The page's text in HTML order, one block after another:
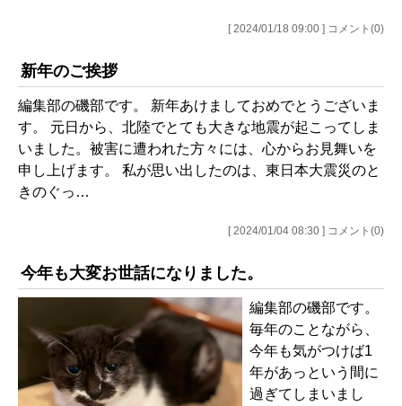
[ 2024/01/18 09:00 ] コメント(0)
新年のご挨拶
編集部の磯部です。 新年あけましておめでとうございま
す。 元日から、北陸でとても大きな地震が起こってしま
いました。被害に遭われた方々には、心からお見舞いを
申し上げます。 私が思い出したのは、東日本大震災のと
きのぐっ…
[ 2024/01/04 08:30 ] コメント(0)
今年も大変お世話になりました。
編集部の磯部です。
毎年のことながら、
今年も気がつけば1
年があっという間に
過ぎてしまいまし